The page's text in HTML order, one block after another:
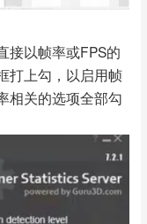
接以帧率或FPS的
打上勾，以启用帧
相关的选项全部勾